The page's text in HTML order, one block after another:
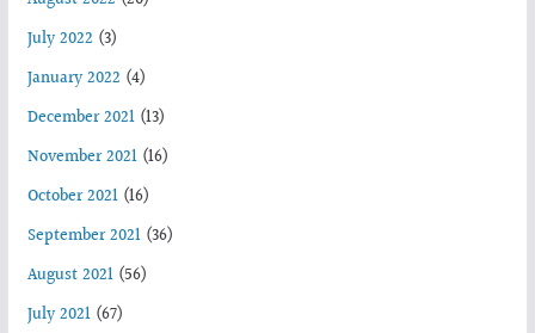
July 2022 (3)
January 2022 (4)
December 2021(13)
November 2021(16)
October 2021(16)
September 2021(36)
August 2021(56)
July 2021(67)